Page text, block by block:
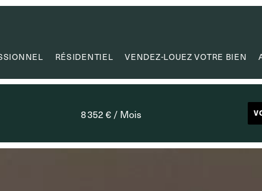
RÉSIDENTIEL VENDEZ-LOUEZ VOTRE BIEN
8 352 € / Mois